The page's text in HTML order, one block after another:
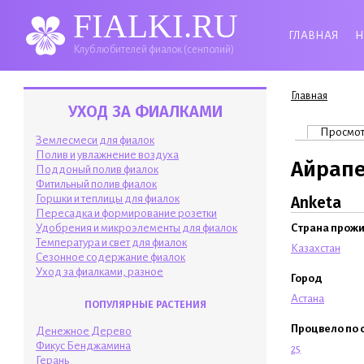
FIALKI.RU
Клуб любителей фиалок (сенполий)
ГЛАВНАЯ
УХОД ЗА ФИАЛКАМИ
Землесмеси для фиалок
Полив и увлажнение воздуха
Поддоный полив фиалок
Фитильный полив фиалок
Горшки и теплицы для фиалок
Пересадка и формирование розетки
Удобрения и микроэлементы для фиалок
Температура и свет для фиалок
Сезонное содержание фиалок
Уход за фиалками, разное
ПОПУЛЯРНЫЕ РАСТЕНИЯ
Денежное Дерево
Фикус Бенджамина
Герань
Вы здесь
Главная
Главные
Anketa
Страна
Казахстан
Город
Астана
Процвело по
25